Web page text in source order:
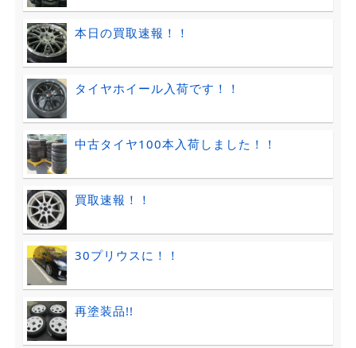
本日の買取速報！！
タイヤホイール入荷です！！
中古タイヤ100本入荷しました！！
買取速報！！
30プリウスに！！
再塗装品!!